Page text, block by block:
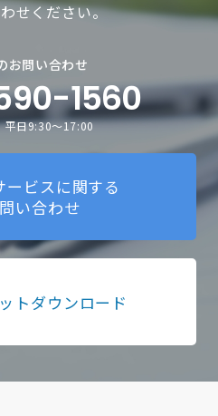
せください。
お問い合わせ
1560
平日9:30～17:00
ービスに関する
い合わせ
トダウンロード